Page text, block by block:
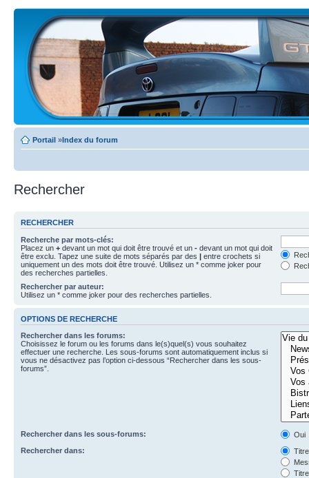
Portail »Index du forum
Rechercher
RECHERCHER
Recherche par mots-clés:
Placez un + devant un mot qui doit être trouvé et un - devant un mot qui doit
être exclu. Tapez une suite de mots séparés par des | entre crochets si
uniquement un des mots doit être trouvé. Utilisez un * comme joker pour
des recherches partielles.
Rechercher par auteur:
Utilisez un * comme joker pour des recherches partielles.
OPTIONS DE RECHERCHE
Rechercher dans les forums:
Choisissez le forum ou les forums dans le(s)quel(s) vous souhaitez
effectuer une recherche. Les sous-forums sont automatiquement inclus si
vous ne désactivez pas l’option ci-dessous “Rechercher dans les sous-
forums”.
Rechercher dans les sous-forums:
Oui
Rechercher dans: